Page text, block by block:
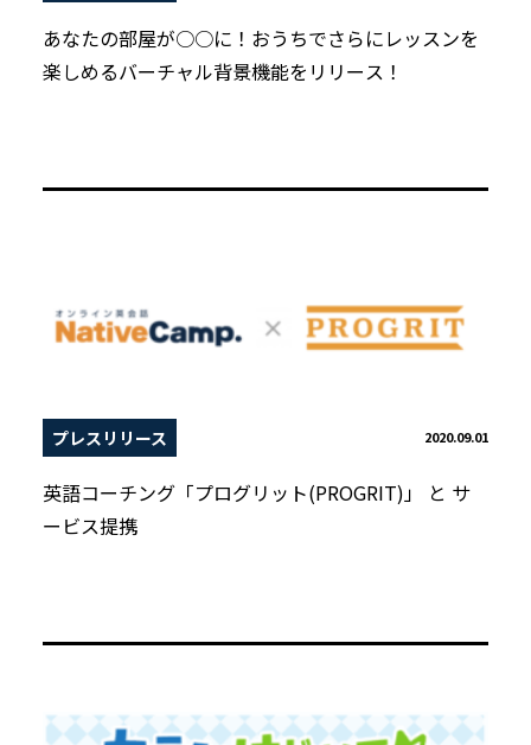
あなたの部屋が○○に！おうちでさらにレッスンを
楽しめるバーチャル背景機能をリリース！
プレスリリース 2020.09.01
英語コーチング「プログリット(PROGRIT)」 と サ
ービス提携